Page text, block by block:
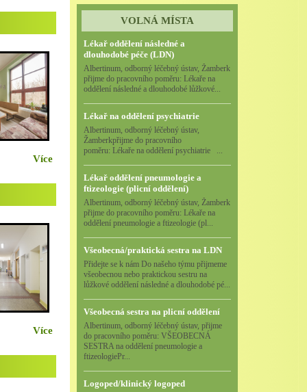
Více
Více
VOLNÁ MÍSTA
Lékař oddělení následné a
dlouhodobé péče (LDN)
Albertinum, odborný léčebný ústav, Žamberk
přijme do pracovního poměru: Lékaře na
oddělení následné a dlouhodobé lůžkové...
Lékař na oddělení psychiatrie
Albertinum, odborný léčebný ústav,
Žamberkpřijme do pracovního
poměru: Lékaře na oddělení psychiatrie ...
Lékař oddělení pneumologie a
ftizeologie (plicní oddělení)
Albertinum, odborný léčebný ústav, Žamberk
přijme do pracovního poměru: Lékaře na
oddělení pneumologie a ftizeologie (pl...
Všeobecná/praktická sestra na LDN
Přidejte se k nám Do našeho týmu přijmeme
všeobecnou nebo praktickou sestru na
lůžkové oddělení následné a dlouhodobé pé...
Všeobecná sestra na plicní oddělení
Albertinum, odborný léčebný ústav, přijme
do pracovního poměru: VŠEOBECNÁ
SESTRA na oddělení pneumologie a
ftizeologiePr...
Logoped/klinický logoped